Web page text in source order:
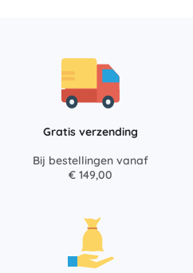
Gratis verzending
Bij bestellingen vanaf
€ 149,00